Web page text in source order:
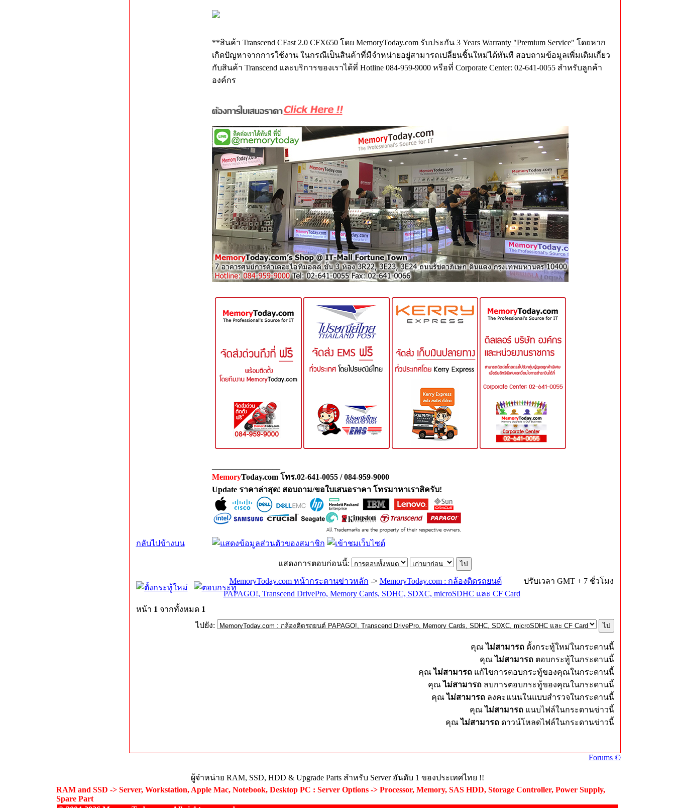
**สินค้า Transcend CFast 2.0 CFX650 โดย MemoryToday.com รับประกัน 3 Years Warranty "Premium Service" โดยหาก
เกิดปัญหาจากการใช้งาน ในกรณีเป็นสินค้าที่มีจำหน่ายอยู่สามารถเปลี่ยนชิ้นใหม่ได้ทันที สอบถามข้อมูลเพิ่มเติมเกี่ยว
กับสินค้า Transcend และบริการของเราได้ที่ Hotline 084-959-9000 หรือที่ Corporate Center: 02-641-0055 สำหรับลูกค้า
องค์กร
MemoryToday.com โทร.02-641-0055 / 084-959-9000
Update ราคาล่าสุด! สอบถาม/ขอใบเสนอราคา โทรมาหาเราสิครับ!
กลับไปข้างบน
แสดงการตอบก่อนนี้:
MemoryToday.com หน้ากระดานข่าวหลัก -> MemoryToday.com : กล้องติดรถยนต์
PAPAGO!, Transcend DrivePro, Memory Cards, SDHC, SDXC, microSDHC และ CF Card
ปรับเวลา GMT + 7 ชั่วโมง
หน้า 1 จากทั้งหมด 1
ไปยัง:
คุณไม่สามารถตั้งกระทู้ใหม่ในกระดานนี้
คุณไม่สามารถตอบกระทู้ในกระดานนี้
คุณไม่สามารถแก้ไขการตอบกระทู้ของคุณในกระดานนี้
คุณไม่สามารถลบการตอบกระทู้ของคุณในกระดานนี้
คุณไม่สามารถลงคะแนนในแบบสำรวจในกระดานนี้
คุณไม่สามารถ แนบไฟล์ในกระดานข่าวนี้
คุณไม่สามารถ ดาวน์โหลดไฟล์ในกระดานข่าวนี้
Forums ©
ผู้จำหน่าย RAM, SSD, HDD & Upgrade Parts สำหรับ Server อันดับ 1 ของประเทศไทย !!
RAM and SSD -> Server, Workstation, Apple Mac, Notebook, Desktop PC : Server Options -> Processor, Memory, SAS HDD, Storage Controller, Power Supply,
Spare Part